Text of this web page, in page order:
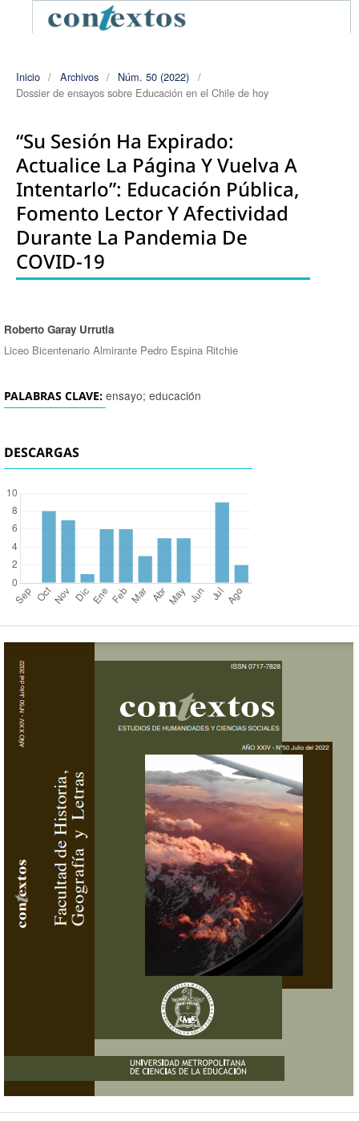
Inicio / Archivos / Núm. 50 (2022) /
Dossier de ensayos sobre Educación en el Chile de hoy
“Su Sesión Ha Expirado:
Actualice La Página Y Vuelva A
Intentarlo”: Educación Pública,
Fomento Lector Y Afectividad
Durante La Pandemia De
COVID-19
Autores/as
Roberto Garay Urrutia
Liceo Bicentenario Almirante Pedro Espina Ritchie
PALABRAS CLAVE: ensayo; educación
DESCARGAS